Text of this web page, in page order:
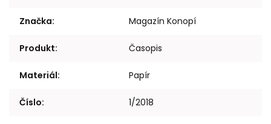
Značka: Magazín Konopí
Produkt: Časopis
Materiál: Papír
Číslo: 1/2018